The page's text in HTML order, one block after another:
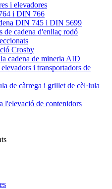
i elevadores
i DIN 766
DIN 745 i DIN 5699
de cadena d'enllaç rodó
Crosby
cadena de mineria AID
i transportadors de
de càrrega i grillet de cèl·lula
l'elevació de contenidors